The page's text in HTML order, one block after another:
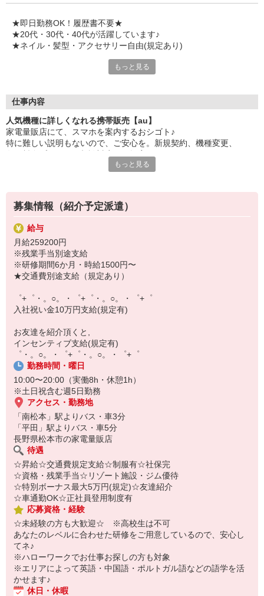
★即日勤務OK！履歴書不要★
★20代・30代・40代が活躍しています♪
★ネイル・髪型・アクセサリー自由(規定あり)
シエロのスタッフは9割が未経験スタート。
ずっと先まで役に立ちます！
丁寧な研修もあるので、
みなさんから働きやすいと好評です♪
最新アプリ事情やお得なプラン、
スマホの裏ワザを学べるチャンス♪
￣￣￣￣￣￣￣￣￣￣￣
▼オフィスワーク
事務、経理、データ入力、コールセンター、受付
▼工場・製造・軽作業系
機械/食品製造・梱包・仕分け・加工・組立・検査
▼美容系
眉毛サロンのアイブロウ・ネイリスト・エステ
▼営業・販売
法人営業・アパレル販売・個別指導塾・人材紹介
▼人気案件も多数♪
短期・期間限定・オープニング・官公庁案件
上場/優良/大手企業など
【スマホ面接実施中】
￣￣￣￣￣￣￣￣￣
自宅に居ながらスマホでカンタン面接OK！
オンライン面談なのでスピード対応。
もっと見る
仕事内容
人気機種に詳しくなれる携帯販売【au】
家電量販店にて、スマホを案内するおシゴト♪
特に難しい説明もないので、ご安心を。新規契約、機種変更、
満足度◎
■携帯やインターネット販売業務
docomo(ドコモ)/au(エーユー)・KDDI/softbank(ソフトバンク)など
の大手キャリアから
ワイモバイル(Y!mobille)、楽天モバイル、UQなど格安スマホまで幅
広く紹介可能♪
人気のApple（アップル）店舗もございます！
もっと見る
募集情報（紹介予定派遣）
給与
月給259200円
※残業手当別途支給
※研修期間6か月・時給1500円〜
★交通費別途支給（規定あり）
゜+゜・。○。・゜+゜・。○。・゜+゜
入社祝い金10万円支給(規定有)
お友達を紹介頂くと,
インセンティブ支給(規定有)
゜・。○。・゜+゜・。○。・゜+゜
勤務時間・曜日
10:00〜20:00（実働8h・休憩1h）
※土日祝含む週5日勤務
アクセス・勤務地
「南松本」駅よりバス・車3分
「平田」駅よりバス・車5分
長野県松本市の家電量販店
待遇
☆昇給☆交通費規定支給☆制服有☆社保完
☆資格・残業手当☆リゾート施設・ジム優待
☆特別ボーナス最大5万円(規定)☆友達紹介
☆車通勤OK☆正社員登用制度有
応募資格・経験
☆未経験の方も大歓迎☆ ※高校生は不可
あなたのレベルに合わせた研修をご用意しているので、安心し
てネ♪
※ハローワークでお仕事お探しの方も対象
※エリアによって英語・中国語・ポルトガル語などの語学を活
かせます♪
休日・休暇